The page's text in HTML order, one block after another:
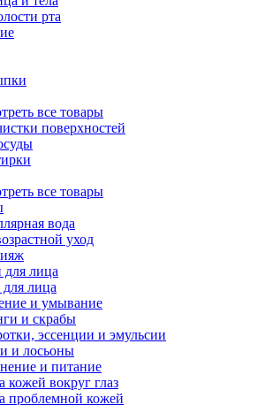
рта
все товары
поверхностей
все товары
вода
уход
лица
лица
и умывание
и скрабы
эссенции и эмульсии
и лосьоны
и питание
кожей вокруг глаз
проблемной кожей